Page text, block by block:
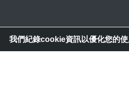
我們紀錄cookie資訊以優化您的